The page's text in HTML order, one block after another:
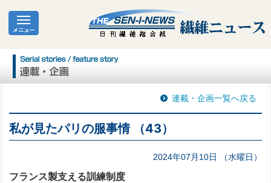
連載・企画一覧へ戻る
私が見たパリの服事情 （43）
2024年07月10日 （水曜日）
フランス製支える訓練制度